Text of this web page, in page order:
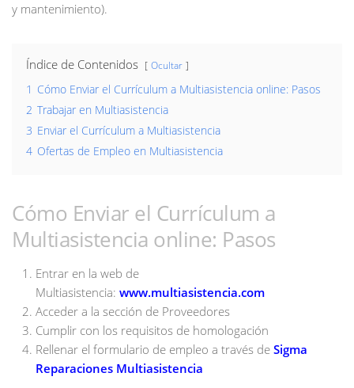
y mantenimiento).
Índice de Contenidos Ocultar
1 Cómo Enviar el Currículum a Multiasistencia online: Pasos
2 Trabajar en Multiasistencia
3 Enviar el Currículum a Multiasistencia
4 Ofertas de Empleo en Multiasistencia
Cómo Enviar el Currículum a
Multiasistencia online: Pasos
Entrar en la web de
Multiasistencia: www.multiasistencia.com
Acceder a la sección de Proveedores
Cumplir con los requisitos de homologación
Rellenar el formulario de empleo a través de Sigma
Reparaciones Multiasistencia